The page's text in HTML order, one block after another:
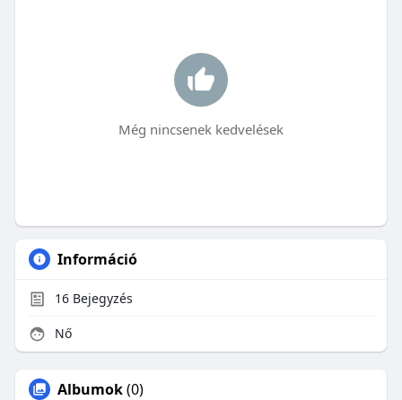
Még nincsenek kedvelések
Információ
16Bejegyzés
Nő
Albumok(0)